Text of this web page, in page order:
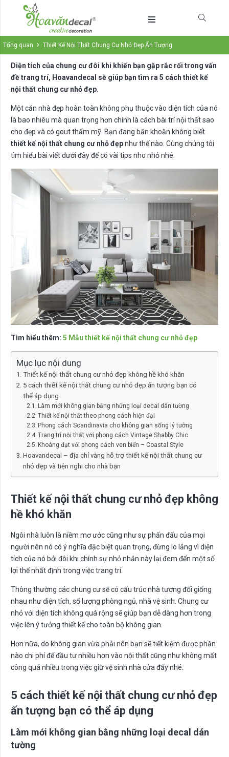
Tổng quan Thiết Kế Nội Thất Chung Cư Nhỏ Đẹp Ấn Tượng
Diện tích của chung cư đôi khi khiến bạn gặp rắc rối trong vấn
đề trang trí, Hoavandecal sẽ giúp bạn tìm ra 5 cách thiết kế
nội thất chung cư nhỏ đẹp.
Một căn nhà đẹp hoàn toàn không phụ thuộc vào diện tích của nó
là bao nhiêu mà quan trọng hơn chính là cách bài trí nội thất sao
cho đẹp và có gout thẩm mỹ. Bạn đang băn khoăn không biết
thiết kế nội thất chung cư nhỏ đẹpnhư thế nào. Cùng chúng tôi
tìm hiểu bài viết dưới đây để có vài tips nho nhỏ nhé.
Tìm hiểu thêm: 5 Mẫu thiết kế nội thất chung cư nhỏ đẹp
Mục lục nội dung
Thiết kế nội thất chung cư nhỏ đẹp không hề khó khăn
5 cách thiết kế nội thất chung cư nhỏ đẹp ấn tượng bạn có
thể áp dụng
Làm mới không gian bằng những loại decal dán tường
Thiết kế nội thất theo phong cách hiện đại
Phong cách Scandinavia cho không gian sống lý tưởng
Trang trí nội thất với phong cách Vintage Shabby Chic
Khoáng đạt với phong cách ven biển – Coastal Style
Hoavandecal – địa chỉ vàng hỗ trợ thiết kế nội thất chung cư
nhỏ đẹp và tiện nghi cho nhà bạn
Thiết kế nội thất chung cưnhỏ đẹp không
hề khó khăn
Ngôi nhà luôn là niềm mơ ước cũng như sự phấn đấu của mọi
người nên nó có ý nghĩa đặc biệt quan trọng, đừng lo lắng vì diện
tích của nó bởi đôi khi chính sự nhỏ nhắn này lại đem đến một số
lợi thế nhất định trong việc trang trí.
Thông thường các chung cư sẽ có cấu trúc nhà tương đối giống
nhau như diện tích, số lượng phòng ngủ, nhà vệ sinh. Chung cư
nhỏ với diện tích không quá rộng sẽ giúp bạn dễ dàng hơn trong
việc lên ý tưởng thiết kế cho toàn bộ không gian.
Hơn nữa, do không gian vừa phải nên bạn sẽ tiết kiệm được phần
nào chi phí để đầu tư nhiều hơn vào nội thất cũng như không mất
công quá nhiều trong việc giữ vệ sinh nhà cửa đấy nhé.
5 cách thiết kếnội thất chung cưnhỏ đẹp
ấn tượng bạn có thể áp d ụng
Làm mới không gian bằng những loại decal dán
tường